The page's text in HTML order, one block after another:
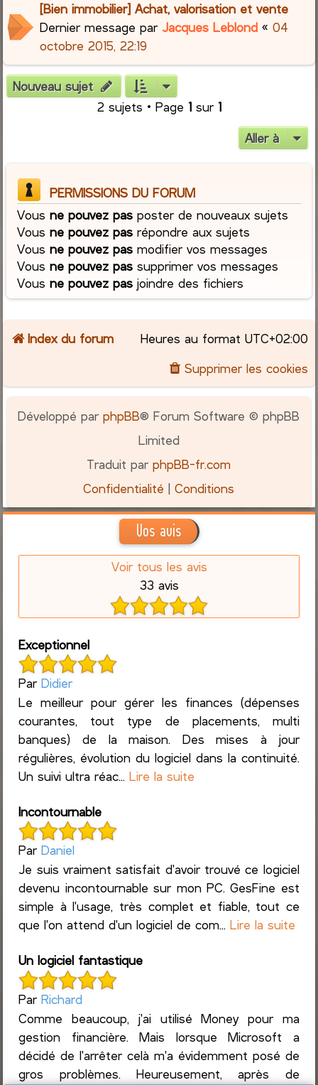
[Bien immobilier] Achat, valorisation et vente
Dernier message parJacques Leblond «04
octobre 2015, 22:19
Nouveau sujet
2 sujets • Page 1sur 1
Aller à
PERMISSIONS DU FORUM
Vousne pouvez pas poster de nouveaux sujets
Vousne pouvez pas répondre aux sujets
Vousne pouvez pas modifier vos messages
Vousne pouvez pas supprimer vos messages
Vousne pouvez pas joindre des fichiers
Index du forum Heures au format UTC+02:00
Supprimer les cookies
Développé parphpBB® Forum Software © phpBB
Limited
Traduit parphpBB-fr.com
Confidentialité |Conditions
Vos avis
Voir tous les avis
33 avis
Exceptionnel
ParDidier
Le meilleur pour gérer les finances (dépenses
courantes, tout type de placements, multi
banques) de la maison. Des mises à jour
régulières, évolution du logiciel dans la continuité.
Un suivi ultra réac...Lire la suite
Incontournable
ParDaniel
Je suis vraiment satisfait d'avoir trouvé ce logiciel
devenu incontournable sur mon PC. GesFine est
simple à l'usage, très complet et fiable, tout ce
que l'on attend d'un logiciel de com...Lire la suite
Un logiciel fantastique
ParRichard
Comme beaucoup, j'ai utilisé Money pour ma
gestion financière. Mais lorsque Microsoft a
décidé de l'arrêter celà m'a évidemment posé de
gros problèmes. Heureusement, après de